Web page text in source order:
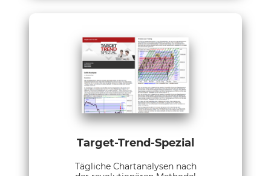
Target-Trend-Spezial
Tägliche Chartanalysen nach